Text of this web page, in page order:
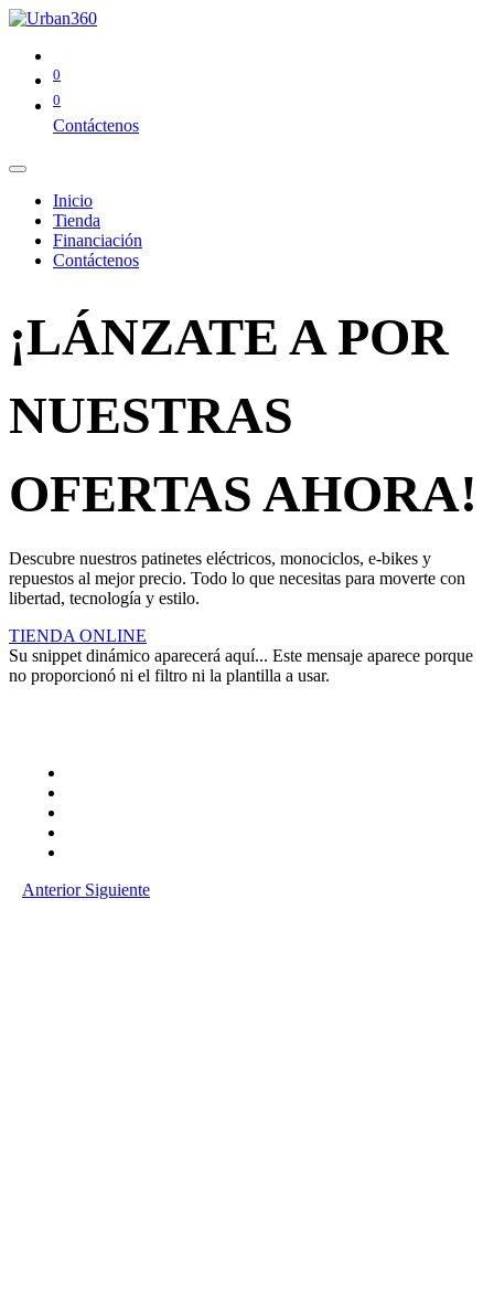
0
0
Contáctenos
Inicio
Tienda
Financiación
Contáctenos
¡LÁNZATE A POR
NUESTRAS
OFERTAS AHORA!
Descubre nuestros patinetes eléctricos, monociclos, e-bikes y
repuestos al mejor precio. Todo lo que necesitas para moverte con
libertad, tecnología y estilo.
TIENDA ONLINE
Su snippet dinámico aparecerá aquí... Este mensaje aparece porque
no proporcionó ni el filtro ni la plantilla a usar.
Anterior Siguiente